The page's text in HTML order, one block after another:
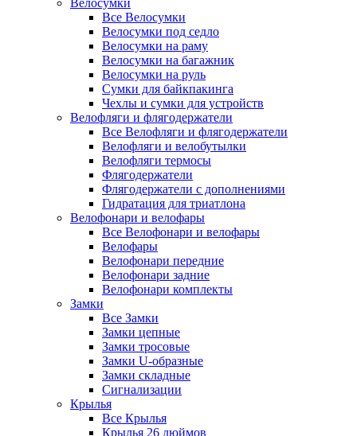
Велосумки
Все Велосумки
Велосумки под седло
Велосумки на раму
Велосумки на багажник
Велосумки на руль
Сумки для байкпакинга
Чехлы и сумки для устройств
Велофляги и флягодержатели
Все Велофляги и флягодержатели
Велофляги и велобутылки
Велофляги термосы
Флягодержатели
Флягодержатели с дополнениями
Гидратация для триатлона
Велофонари и велофары
Все Велофонари и велофары
Велофары
Велофонари передние
Велофонари задние
Велофонари комплекты
Замки
Все Замки
Замки цепные
Замки тросовые
Замки U-образные
Замки складные
Сигнализации
Крылья
Все Крылья
Крылья 26 дюймов